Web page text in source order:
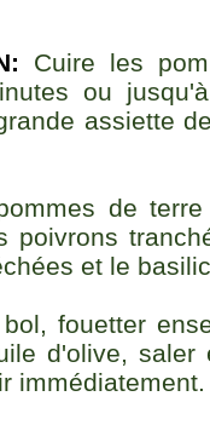
Cuire les
ou
assiette
de
poivrons
et le
fouetter
d'olive, saler
immédiatement.